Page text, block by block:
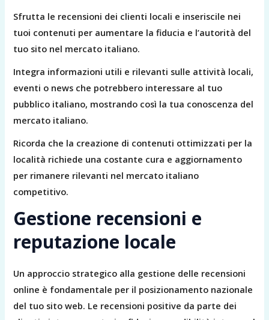
Sfrutta le recensioni dei clienti locali e inseriscile nei
tuoi contenuti per aumentare la fiducia e l’autorità del
tuo sito nel mercato italiano.
Integra informazioni utili e rilevanti sulle attività locali,
eventi o news che potrebbero interessare al tuo
pubblico italiano, mostrando così la tua conoscenza del
mercato italiano.
Ricorda che la creazione di contenuti ottimizzati per la
località richiede una costante cura e aggiornamento
per rimanere rilevanti nel mercato italiano
competitivo.
Gestione recensioni e
reputazione locale
Un approccio strategico alla gestione delle recensioni
online è fondamentale per il posizionamento nazionale
del tuo sito web. Le recensioni positive da parte dei